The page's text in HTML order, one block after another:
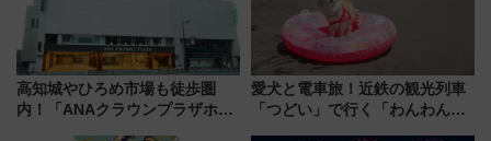
高知城やひろめ市場も徒歩圏
内！「ANAクラウンプラザホテ
愛犬と電車旅！近鉄の観光列車
「つどい」で行く「わんわん列